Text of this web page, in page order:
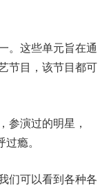
。这些单元旨在通
节目，该节目都可
参演过的明星，
瘾。
们可以看到各种各